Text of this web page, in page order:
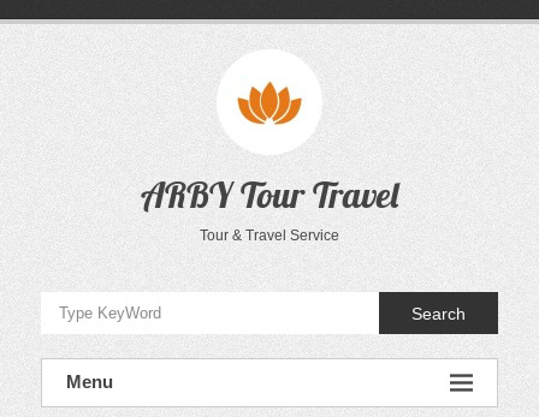
ARBY Tour Travel
Tour & Travel Service
Search
Menu